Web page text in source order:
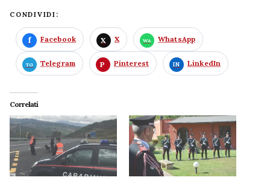
CONDIVIDI:
Facebook X WhatsApp
Telegram Pinterest LinkedIn
Correlati